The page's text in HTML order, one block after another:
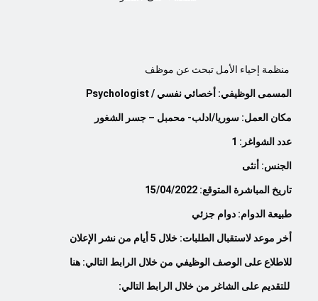
المسمى الوظيفي:أخصائي نفسي /Psychologist
مكان العمل: سوريا/ادلب- محمبل – جسر الشغور
عدد الشواغر: 1
الجنس: أنثى
تاريخ المباشرة المتوقع:15/04/2022
طبيعة الدوام: دوام جزئي
أخر موعد لاستقبال الطلبات: خلال 5أيام من نشر الإعلان
للاطلاع على الوصف الوظيفي من خلال الرابط التالي:هنا
للتقديم على الشاغر من خلال الرابط التالي: